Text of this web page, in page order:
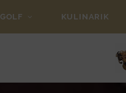
GOLF KULINARIK